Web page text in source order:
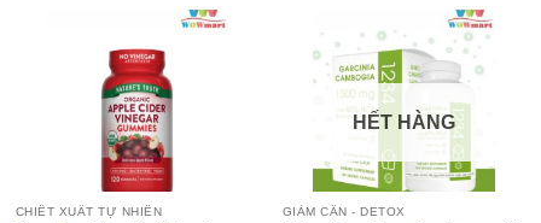
CHIẾT XUẤT TỰ NHIÊN
HẾT HÀNG
GIẢM CÂN - DETOX